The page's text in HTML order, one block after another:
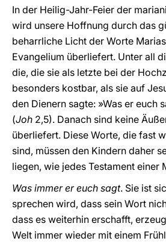
In der Heilig-Jahr-Feier der
wird unsere Hoffnung durch das
beharrliche Licht der Worte
Evangelium überliefert. Unter all
die, die sie als letzte bei der
besonders kostbar, als sie auf
den Dienern sagte: »Was er euch
(Joh 2,5). Danach sind keine
überliefert. Diese Worte, die fast
sind, müssen den Kindern daher
liegen, wie jedes Testament einer
Was immer er euch sagt. Sie ist
sprechen wird, dass sein Wort
dass es weiterhin erschafft,
Welt immer wieder mit einem